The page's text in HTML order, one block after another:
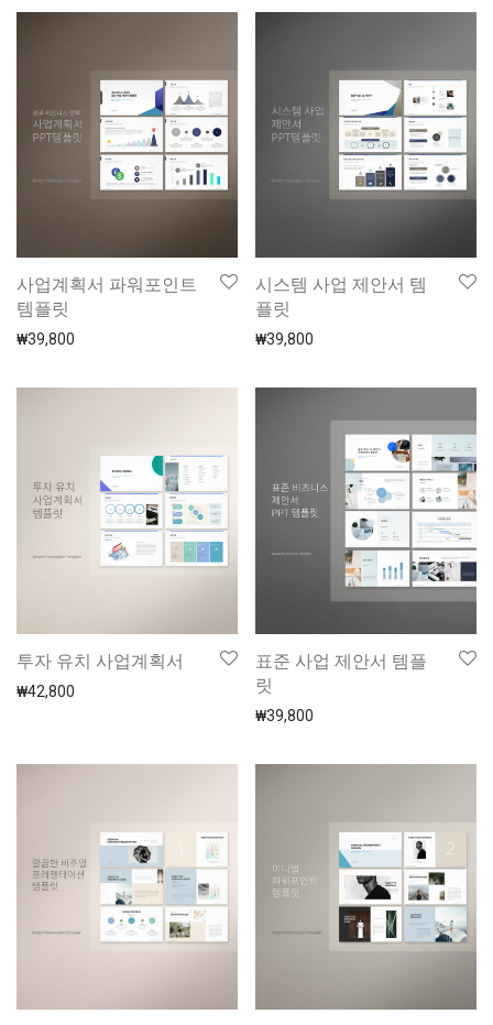
사업계획서 파워포인트
템플릿
₩39,800
시스템 사업 제안서 템
플릿
₩39,800
투자 유치 사업계획서
₩42,800
표준 사업 제안서 템플
릿
₩39,800